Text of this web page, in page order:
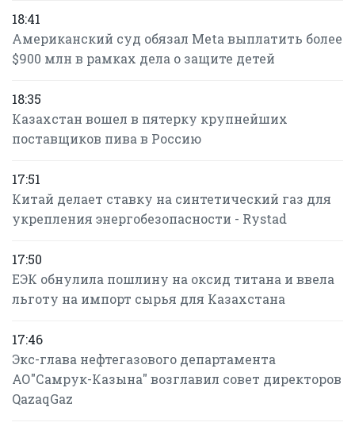
18:41
Американский суд обязал Meta выплатить более
$900 млн в рамках дела о защите детей
18:35
Казахстан вошел в пятерку крупнейших
поставщиков пива в Россию
17:51
Китай делает ставку на синтетический газ для
укрепления энергобезопасности - Rystad
17:50
ЕЭК обнулила пошлину на оксид титана и ввела
льготу на импорт сырья для Казахстана
17:46
Экс-глава нефтегазового департамента
АО"Самрук-Казына" возглавил совет директоров
QazaqGaz